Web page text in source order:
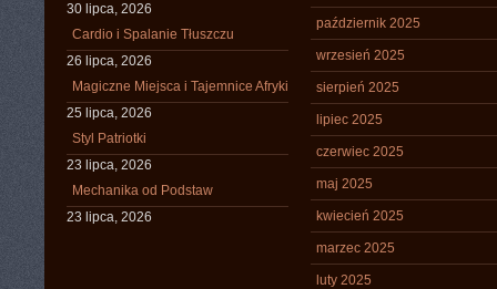
30 lipca, 2026
Cardio i Spalanie Tłuszczu
26 lipca, 2026
Magiczne Miejsca i Tajemnice Afryki
25 lipca, 2026
Styl Patriotki
23 lipca, 2026
Mechanika od Podstaw
23 lipca, 2026
październik 2025
wrzesień 2025
sierpień 2025
lipiec 2025
czerwiec 2025
maj 2025
kwiecień 2025
marzec 2025
luty 2025